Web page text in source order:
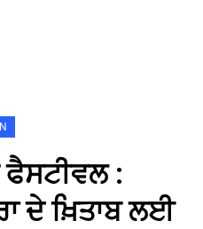
ਫੈਸਟੀਵਲ :
ਦੇ ਖ਼ਿਤਾਬ ਲਈ